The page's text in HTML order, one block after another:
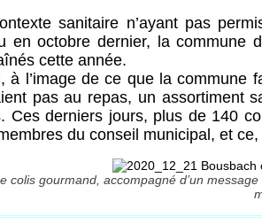
sanitaire n’ayant pas
en octobre dernier, la commune
cette année.
à l’image de ce que la commune
pas au repas, un assortiment
Ces derniers jours, plus de 140
du conseil municipal, et
colis gourmand, accompagné d’un